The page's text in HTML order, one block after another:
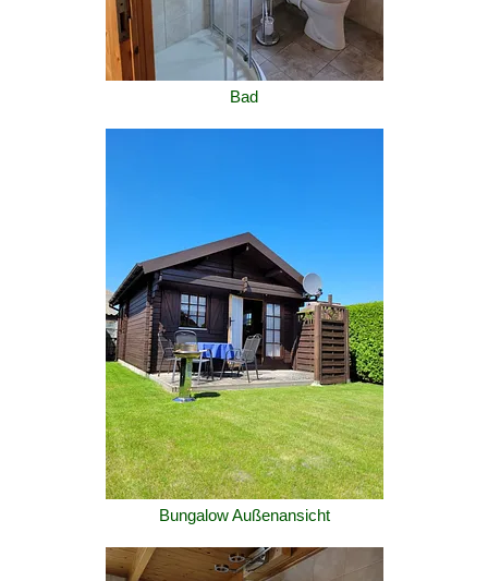
Bad
Bungalow Außenansicht